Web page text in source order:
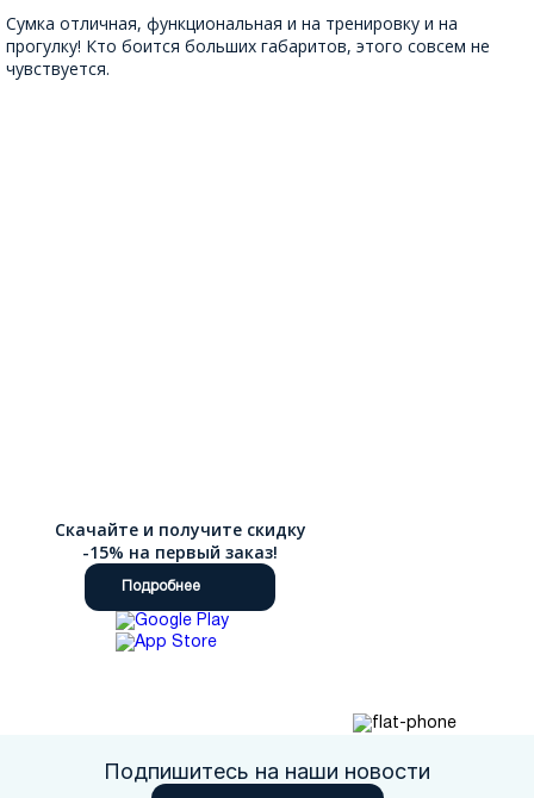
Сумка отличная, функциональная и на тренировку и на
прогулку! Кто боится больших габаритов, этого совсем не
чувствуется.
Скачайте и получите скидку
-15% на первый заказ!
Подробнее
Подпишитесь на наши новости